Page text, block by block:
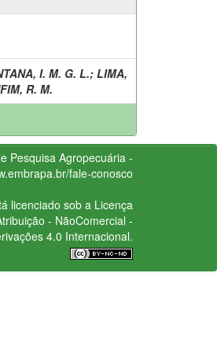
I. M. G. L.; LIMA,
R. M.
Pesquisa Agropecuária -
fale-conosco
licenciado sob a Licença
- NãoComercial -
4.0 Internacional.